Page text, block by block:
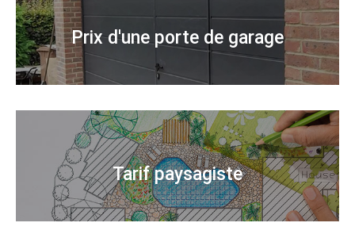
Prix d'une porte de garage
Tarif paysagiste